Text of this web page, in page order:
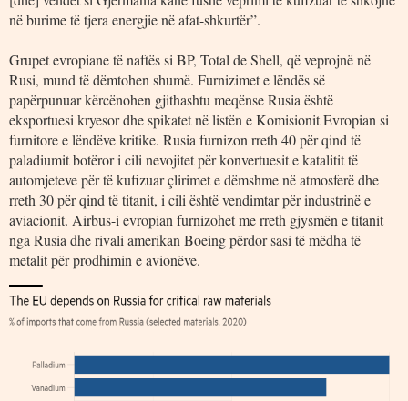
në burime të tjera energjie në afat-shkurtër”.
Grupet evropiane të naftës si BP, Total de Shell, që veprojnë në
Rusi, mund të dëmtohen shumë. Furnizimet e lëndës së
papërpunuar kërcënohen gjithashtu meqënse Rusia është
eksportuesi kryesor dhe spikatet në listën e Komisionit Evropian si
furnitore e lëndëve kritike. Rusia furnizon rreth 40 për qind të
paladiumit botëror i cili nevojitet për konvertuesit e katalitit të
automjeteve për të kufizuar çlirimet e dëmshme në atmosferë dhe
rreth 30 për qind të titanit, i cili është vendimtar për industrinë e
aviacionit. Airbus-i evropian furnizohet me rreth gjysmën e titanit
nga Rusia dhe rivali amerikan Boeing përdor sasi të mëdha të
metalit për prodhimin e avionëve.